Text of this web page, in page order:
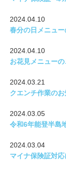
2024.04.10
春分の日メニュ
2024.04.10
お花見メニュー
2024.03.21
クエンチ作業の
2024.03.05
令和6年能登半島
2024.03.04
マイナ保険証対